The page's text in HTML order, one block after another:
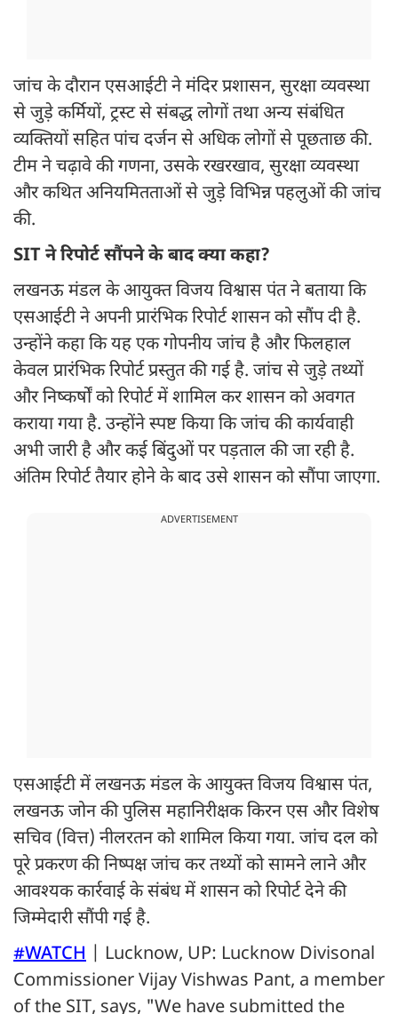
जांच के दौरान एसआईटी ने मंदिर प्रशासन, सुरक्षा व्यवस्था
से जुड़े कर्मियों, ट्रस्ट से संबद्ध लोगों तथा अन्य संबंधित
व्यक्तियों सहित पांच दर्जन से अधिक लोगों से पूछताछ की.
टीम ने चढ़ावे की गणना, उसके रखरखाव, सुरक्षा व्यवस्था
और कथित अनियमितताओं से जुड़े विभिन्न पहलुओं की जांच
की.
SIT ने रिपोर्ट सौंपने के बाद क्या कहा?
लखनऊ मंडल के आयुक्त विजय विश्वास पंत ने बताया कि
एसआईटी ने अपनी प्रारंभिक रिपोर्ट शासन को सौंप दी है.
उन्होंने कहा कि यह एक गोपनीय जांच है और फिलहाल
केवल प्रारंभिक रिपोर्ट प्रस्तुत की गई है. जांच से जुड़े तथ्यों
और निष्कर्षों को रिपोर्ट में शामिल कर शासन को अवगत
कराया गया है. उन्होंने स्पष्ट किया कि जांच की कार्यवाही
अभी जारी है और कई बिंदुओं पर पड़ताल की जा रही है.
अंतिम रिपोर्ट तैयार होने के बाद उसे शासन को सौंपा जाएगा.
ADVERTISEMENT
एसआईटी में लखनऊ मंडल के आयुक्त विजय विश्वास पंत,
लखनऊ जोन की पुलिस महानिरीक्षक किरन एस और विशेष
सचिव (वित्त) नीलरतन को शामिल किया गया. जांच दल को
पूरे प्रकरण की निष्पक्ष जांच कर तथ्यों को सामने लाने और
आवश्यक कार्रवाई के संबंध में शासन को रिपोर्ट देने की
जिम्मेदारी सौंपी गई है.
#WATCH | Lucknow, UP: Lucknow Divisonal
Commissioner Vijay Vishwas Pant, a member
of the SIT, says, "We have submitted the